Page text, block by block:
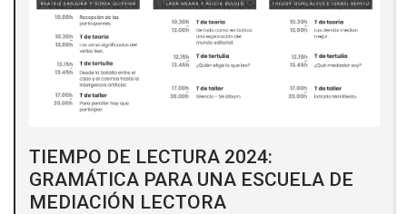
TIEMPO DE LECTURA 2024:
GRAMÁTICA PARA UNA ESCUELA DE
MEDIACIÓN LECTORA